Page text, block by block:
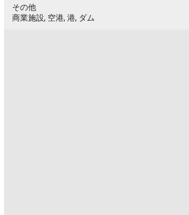
その他
商業施設, 空港, 港, ダム